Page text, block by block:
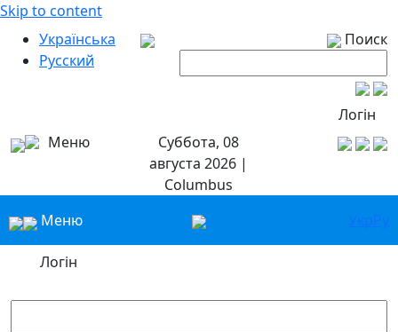
Skip to content
Українська
Русский
Поиск
Логін
Меню
Суббота, 08
августа 2026 |
Columbus
Меню
УкрРу
Логін